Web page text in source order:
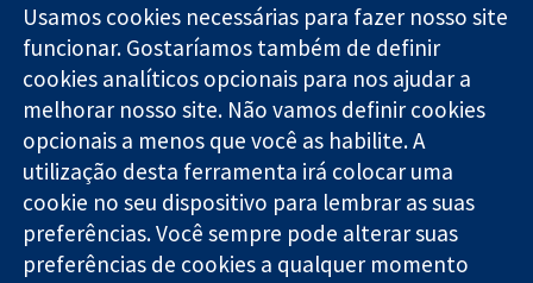
Evidências
confiáveis.
Decisões
informadas.
Melhor saúde.
11-13 Cavendish
Square
Londres
W1G 0AN
Reino Unido
Contato
Notícias
Assessoria de
imprensa
Sobre nós
Cochrane
Library
Usamos cookies necessárias para fazer nosso site
funcionar. Gostaríamos também de definir
cookies analíticos opcionais para nos ajudar a
melhorar nosso site. Não vamos definir cookies
opcionais a menos que você as habilite. A
utilização desta ferramenta irá colocar uma
cookie no seu dispositivo para lembrar as suas
preferências. Você sempre pode alterar suas
preferências de cookies a qualquer momento